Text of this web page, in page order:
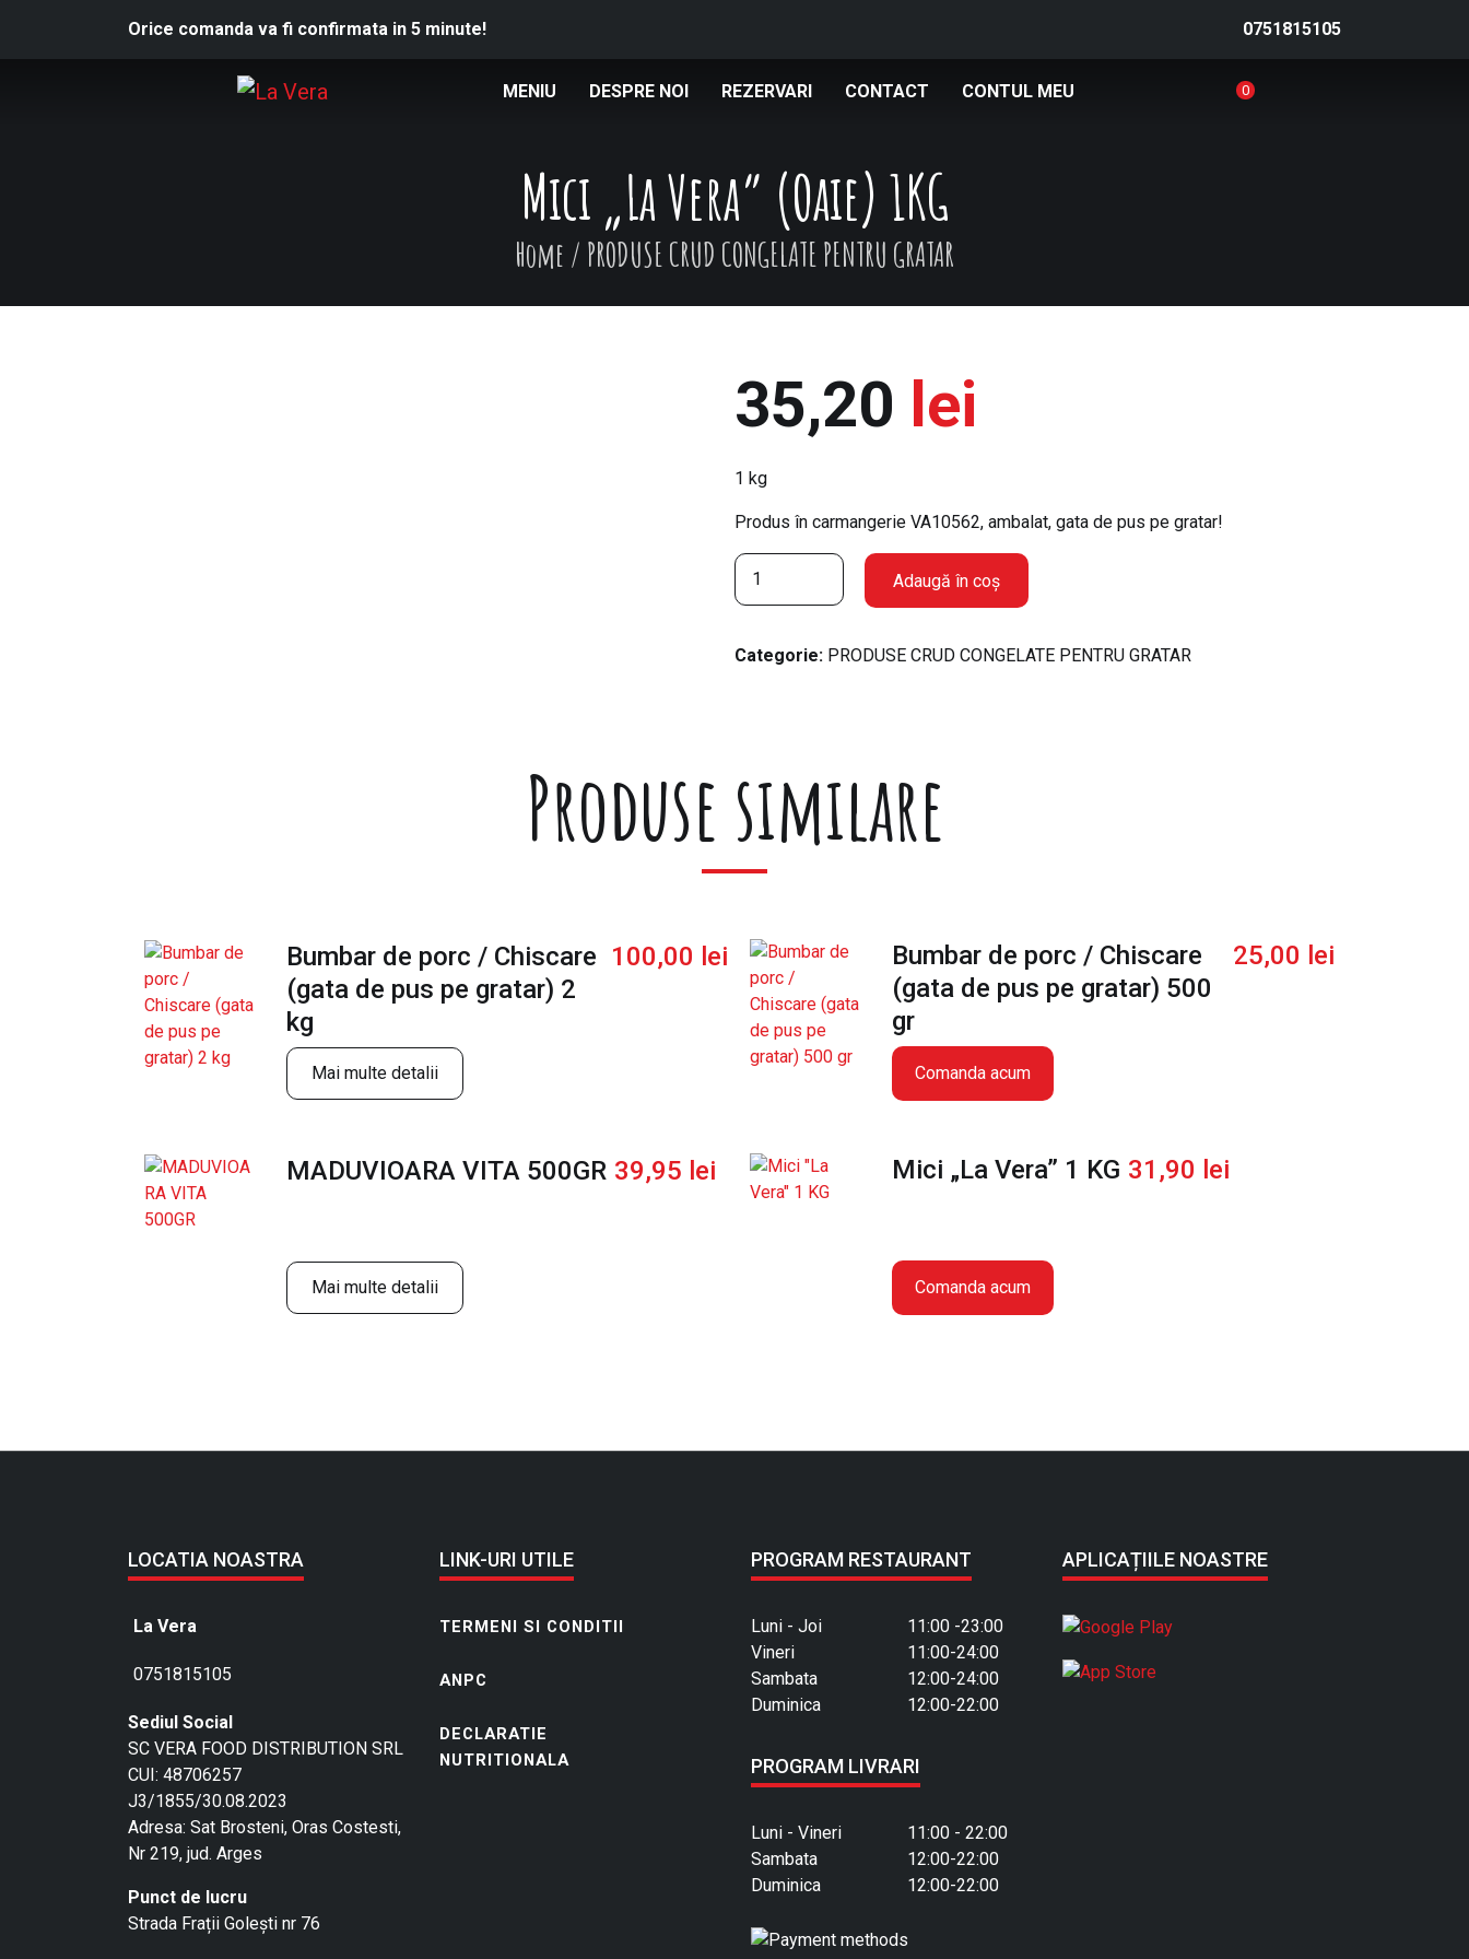
Orice comanda va fi confirmata in 5 minute! 0751815105
MENIU DESPRE NOI REZERVARI CONTACT CONTUL MEU 0
Mici „La Vera” (Oaie) 1KG
Home / PRODUSE CRUD CONGELATE PENTRU GRATAR
35,20 lei
1 kg
Produs în carmangerie VA10562, ambalat, gata de pus pe gratar!
C
a
t
M
i
Adaugă în coș
Categorie: PRODUSE CRUD CONGELATE PENTRU GRATAR
Produse similare
Bumbar de porc / Chiscare
(gata de pus pe gratar) 2
kg
100,00 lei
Mai multe detalii
Bumbar de porc / Chiscare
(gata de pus pe gratar) 500
gr
25,00 lei
Comanda acum
MADUVIOARA VITA 500GR 39,95 lei
Mai multe detalii
Mici „La Vera” 1 KG 31,90 lei
Comanda acum
LOCATIA NOASTRA
La Vera
0751815105
Sediul Social
SC VERA FOOD DISTRIBUTION SRL
CUI: 48706257
J3/1855/30.08.2023
Adresa: Sat Brosteni, Oras Costesti,
Nr 219, jud. Arges
Punct de lucru
Strada Frații Golești nr 76
LINK-URI UTILE
TERMENI SI CONDITII
ANPC
DECLARATIE
NUTRITIONALA
PROGRAM RESTAURANT
Luni - Joi
11:00 -23:00
Vineri
11:00-24:00
Sambata
12:00-24:00
Duminica
12:00-22:00
PROGRAM LIVRARI
Luni - Vineri
11:00 - 22:00
Sambata
12:00-22:00
Duminica
12:00-22:00
APLICAȚIILE NOASTRE